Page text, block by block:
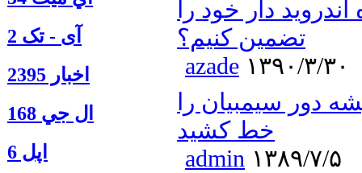
آی - تک 2
اخبار 2395
ال جي 168
اپل 6
دار خود را
تضمین کنیم؟
azade ۱۳۹۰/۳/۳۰
دور سیمبیان را
خط کشید
admin ۱۳۸۹/۷/۵